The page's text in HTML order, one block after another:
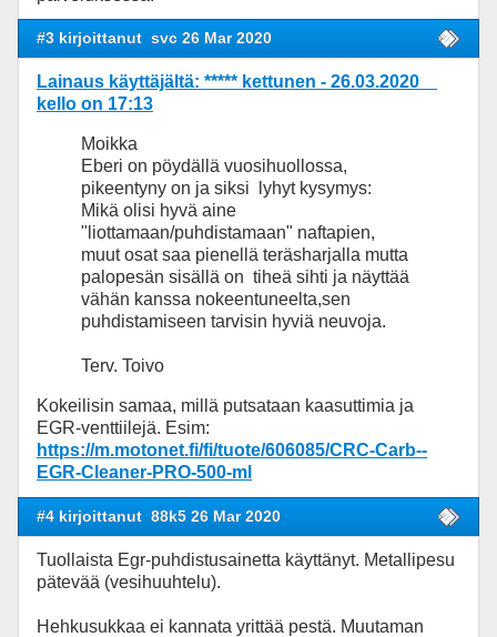
#3 kirjoittanut svc 26 Mar 2020
Lainaus käyttäjältä: ***** kettunen - 26.03.2020
kello on 17:13
Moikka
Eberi on pöydällä vuosihuollossa,
pikeentyny on ja siksi lyhyt kysymys:
Mikä olisi hyvä aine
"liottamaan/puhdistamaan" naftapien,
muut osat saa pienellä teräsharjalla mutta
palopesän sisällä on tiheä sihti ja näyttää
vähän kanssa nokeentuneelta,sen
puhdistamiseen tarvisin hyviä neuvoja.
Terv. Toivo
Kokeilisin samaa, millä putsataan kaasuttimia ja
EGR-venttiilejä. Esim:
https://m.motonet.fi/fi/tuote/606085/CRC-Carb--
EGR-Cleaner-PRO-500-ml
#4 kirjoittanut 88k5 26 Mar 2020
Tuollaista Egr-puhdistusainetta käyttänyt. Metallipesu
pätevää (vesihuuhtelu).
Hehkusukkaa ei kannata yrittää pestä. Muutaman